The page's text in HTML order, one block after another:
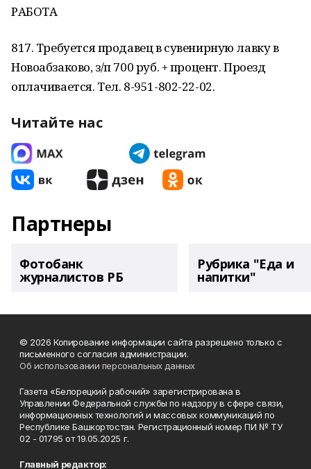
РАБОТА
817. Требуется продавец в сувенирную лавку в
Новоабзаково, з/п 700 руб. + процент. Проезд
оплачивается. Тел. 8-951-802-22-02.
Читайте нас
Партнеры
Фотобанк
журналистов РБ
Рубрика "Еда и
напитки"
© 2026 Копирование информации сайта разрешено только с
письменного согласия администрации.
Об использовании персональных данных
Газета «Белорецкий рабочий» зарегистрирована в
Управлении Федеральной службы по надзору в сфере связи,
информационных технологий и массовых коммуникаций по
Республике Башкортостан. Регистрационный номер ПИ № ТУ
02 - 01795 от 19.05.2025 г.
Главный редактор: